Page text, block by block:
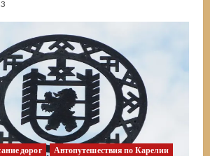
дорог
Автопутешествия по Карелии